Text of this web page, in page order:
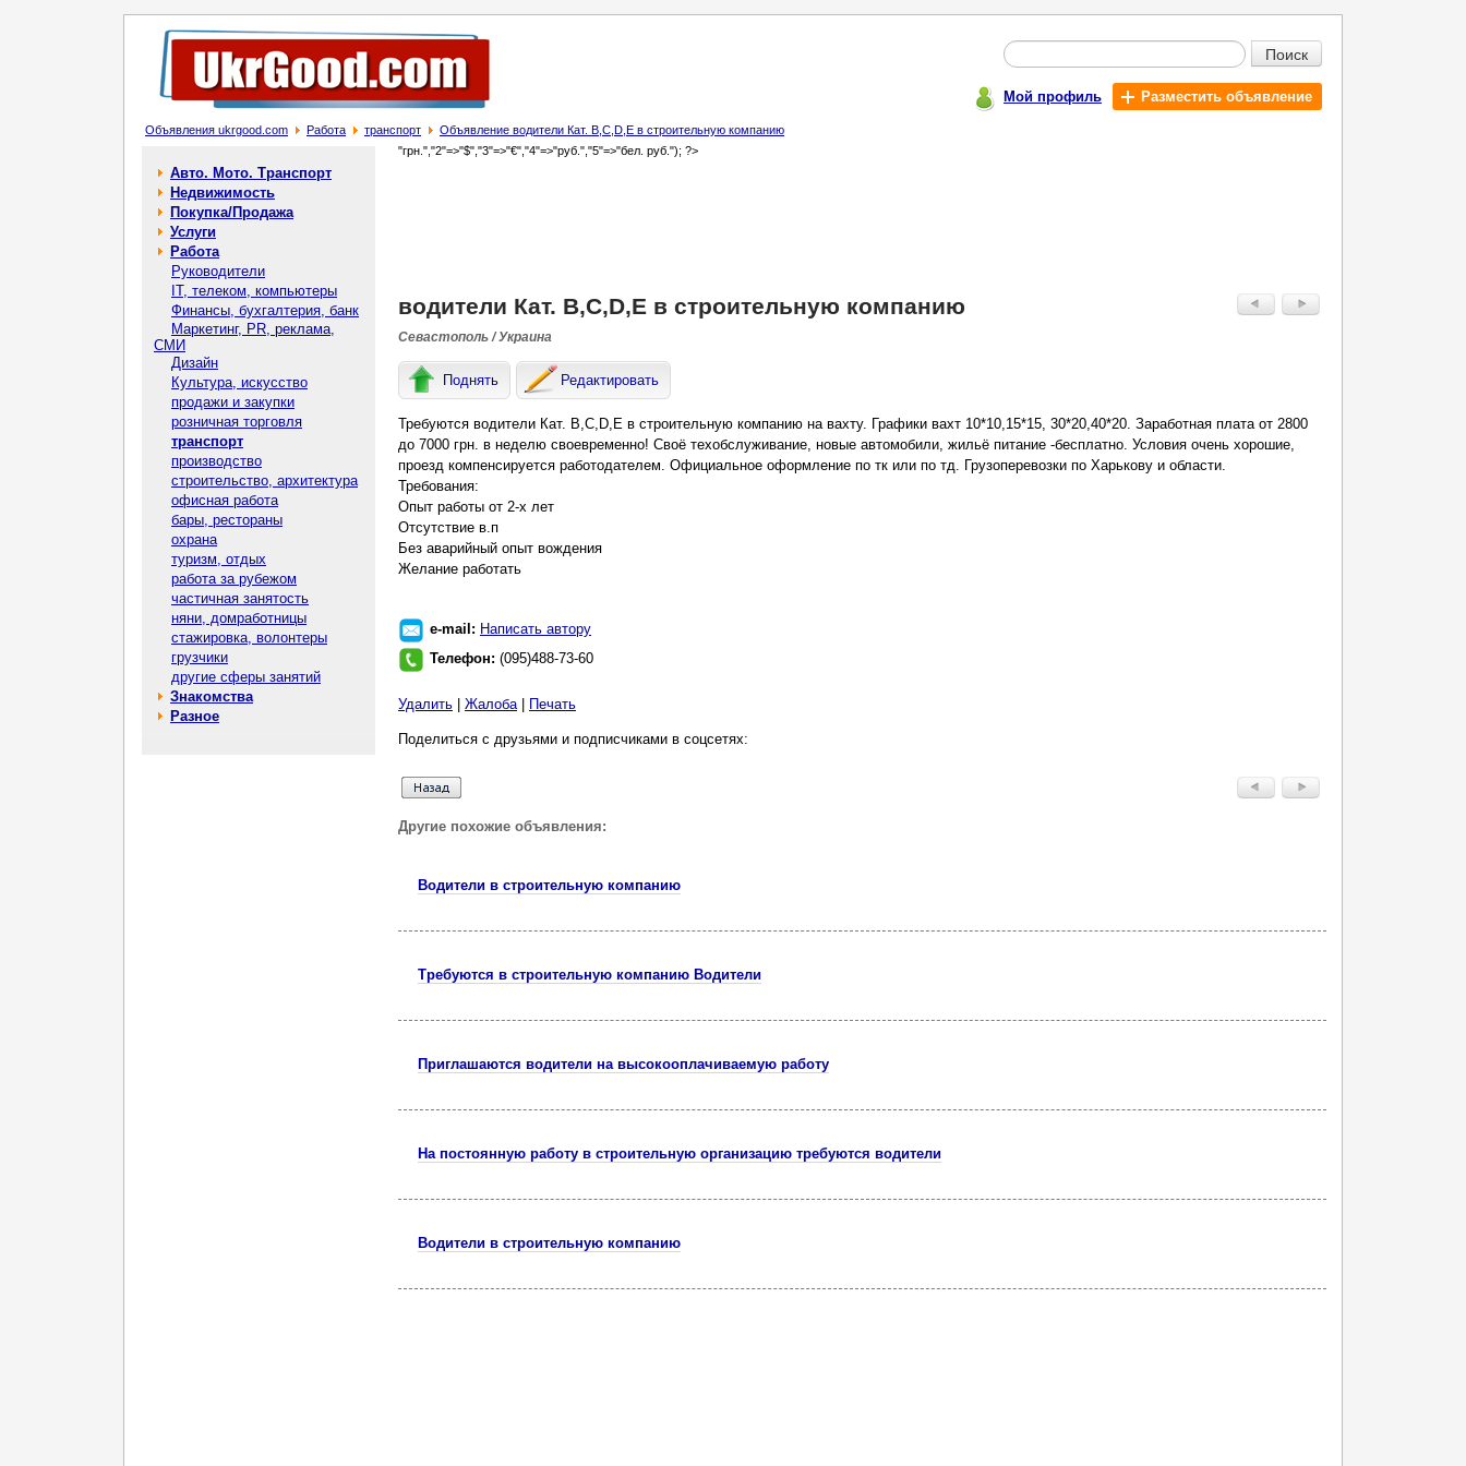
Поиск
Мой профиль Разместить объявление
Объявления ukrgood.com Работа транспорт Объявление водители Кат. B,C,D,E в строительную компанию
Авто. Мото. Транспорт
Недвижимость
Покупка/Продажа
Услуги
Работа
Руководители
IT, телеком, компьютеры
Финансы, бухгалтерия, банк
Маркетинг, PR, реклама,
СМИ
Дизайн
Культура, искусство
продажи и закупки
розничная торговля
транспорт
производство
строительство, архитектура
офисная работа
бары, рестораны
охрана
туризм, отдых
работа за рубежом
частичная занятость
няни, домработницы
стажировка, волонтеры
грузчики
другие сферы занятий
Знакомства
Разное
"грн.","2"=>"$","3"=>"€","4"=>"руб.","5"=>"бел. руб."); ?>
водители Кат. B,C,D,E в строительную компанию
Севастополь / Украина
Поднять Редактировать
Требуются водители Кат. B,C,D,E в строительную компанию на вахту. Графики вахт 10*10,15*15, 30*20,40*20. Заработная плата от 2800
до 7000 грн. в неделю своевременно! Своё техобслуживание, новые автомобили, жильё питание -бесплатно. Условия очень хорошие,
проезд компенсируется работодателем. Официальное оформление по тк или по тд. Грузоперевозки по Харькову и области.
Требования:
Опыт работы от 2-х лет
Отсутствие в.п
Без аварийный опыт вождения
Желание работать
e-mail: Написать автору
Телефон: (095)488-73-60
Удалить Жалоба| Печать
Поделиться с друзьями и подписчиками в соцсетях:
Другие похожие объявления:
Водители в строительную компанию
Требуются в строительную компанию Водители
Приглашаются водители на высокооплачиваемую работу
На постоянную работу в строительную организацию требуются водители
Водители в строительную компанию